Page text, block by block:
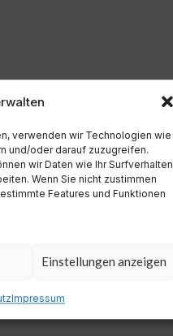
verwenden wir Technologien wie
und/oder darauf zuzugreifen.
wir Daten wie Ihr Surfverhalten
Wenn Sie nicht zustimmen
Features und Funktionen
Einstellungen anzeigen
Impressum